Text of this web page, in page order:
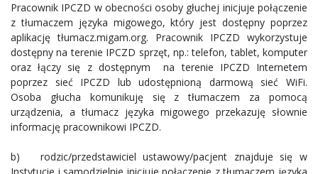
Pracownik IPCZD w obecności osoby głuchej inicjuje połączenie
z tłumaczem języka migowego, który jest dostępny poprzez
aplikację tłumacz.migam.org. Pracownik IPCZD wykorzystuje
dostępny na terenie IPCZD sprzęt, np.: telefon, tablet, komputer
oraz łączy się z dostępnym na terenie IPCZD Internetem
poprzez sieć IPCZD lub udostępnioną darmową sieć WiFi.
Osoba głucha komunikuję się z tłumaczem za pomocą
urządzenia, a tłumacz języka migowego przekazuję słownie
informację pracownikowi IPCZD.
b) rodzic/przedstawiciel ustawowy/pacjent znajduje się w